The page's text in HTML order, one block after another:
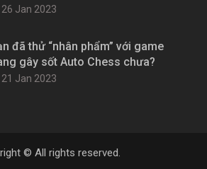
26 Jan 2023
đã thử “nhân phẩm” với game
gây sốt Auto Chess chưa?
21 Jan 2023
© All rights reserved.